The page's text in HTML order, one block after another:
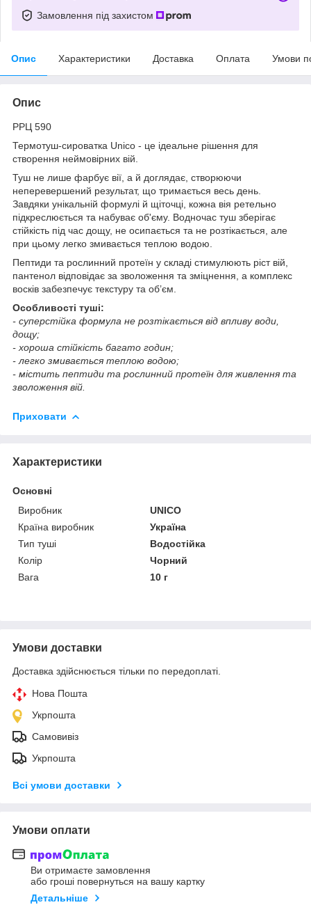
Замовлення під захистом
Опис Характеристики Доставка Оплата Умови
Опис
РРЦ 590
Термотуш-сироватка Unico - це ідеальне рішення для
створення неймовірних вій.
Туш не лише фарбує вії, а й доглядає, створюючи
неперевершений результат, що тримається весь день.
Завдяки унікальній формулі й щіточці, кожна вія ретельно
підкреслюється та набуває об'єму. Водночас туш зберігає
стійкість під час дощу, не осипається та не розтікається, але
при цьому легко змивається теплою водою.
Пептиди та рослинний протеїн у складі стимулюють ріст вій,
пантенол відповідає за зволоження та зміцнення, а комплекс
восків забезпечує текстуру та об’єм.
Особливості туші:
- суперстійка формула не розтікається від впливу води,
дощу;
- хороша стійкість багато годин;
- легко змивається теплою водою;
- містить пептиди та рослинний протеїн для живлення та
зволоження вій.
Приховати
Характеристики
Основні
Виробник
UNICO
Країна виробник
Україна
Тип туші
Водостійка
Колір
Чорний
Вага
10 г
Умови доставки
Доставка здійснюється тільки по передоплаті.
Нова Пошта
Укрпошта
Самовивіз
Укрпошта
Всі умови доставки
Умови оплати
Ви отримаєте замовлення
або гроші повернуться на вашу картку
Детальніше